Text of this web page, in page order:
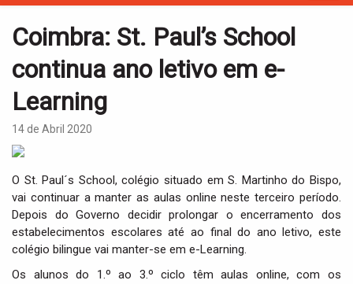
o
t
i
o
n
Coimbra: St. Paul’s School
continua ano letivo em e-
Learning
14 de Abril 2020
O St. Paul´s School, colégio situado em S. Martinho do Bispo,
vai continuar a manter as aulas online neste terceiro período.
Depois do Governo decidir prolongar o encerramento dos
estabelecimentos escolares até ao final do ano letivo, este
colégio bilingue vai manter-se em e-Learning.
Os alunos do 1.º ao 3.º ciclo têm aulas online, com os